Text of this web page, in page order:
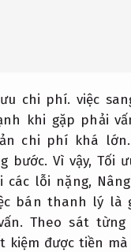
chi phí. việc
khi gặp phải
chi phí khá lớn.
bước. Vì vậy, Tối
các lỗi nặng,
bán thanh lý là
Theo sát từng
kiệm được tiền